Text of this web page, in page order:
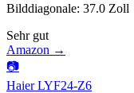
Bilddiagonale: 37.0 Zoll
Sehr gut
Amazon →
📷
Haier LYF24-Z6